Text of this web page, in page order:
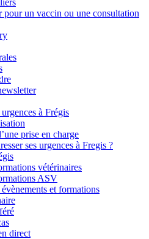
pour un vaccin ou une consultation
à Frégis
prise en charge
ses urgences à Fregis ?
vétérinaires
ASV
et formations
direct